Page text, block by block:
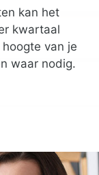
kan het
kwartaal
van je
waar nodig.